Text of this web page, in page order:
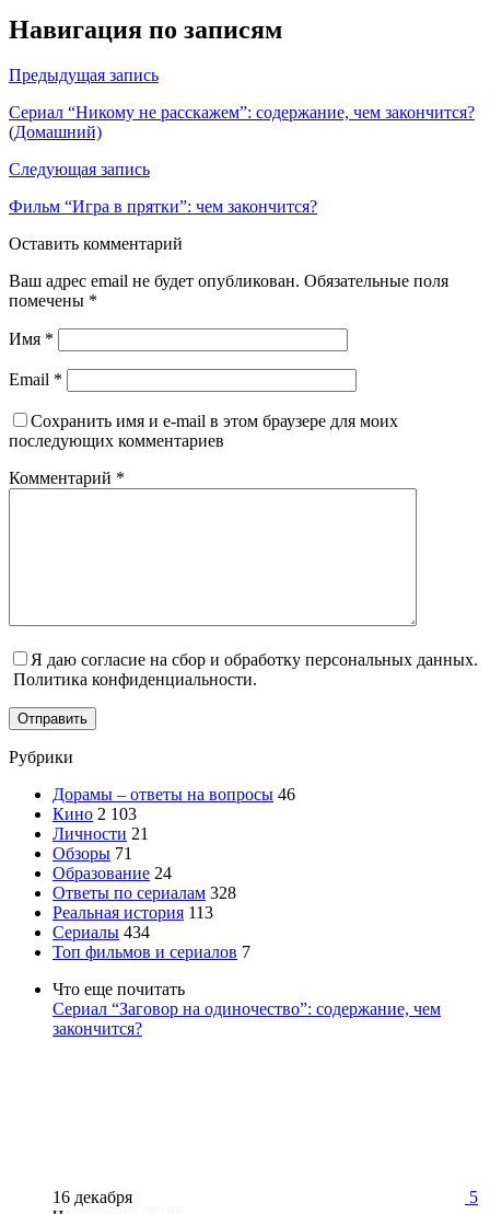
Навигация по записям
Предыдущая запись
Сериал “Никому не расскажем”: содержание, чем закончится?
(Домашний)
Следующая запись
Фильм “Игра в прятки”: чем закончится?
Оставить комментарий
Ваш адрес email не будет опубликован. Обязательные поля
помечены *
Имя *
Email *
Сохранить имя и e-mail в этом браузере для моих
последующих комментариев
Комментарий *
Я даю согласие на сбор и обработку персональных данных.
Политика конфиденциальности.
Отправить
Рубрики
Дорамы – ответы на вопросы 46
Кино 2 103
Личности 21
Обзоры 71
Образование 24
Ответы по сериалам 328
Реальная история 113
Сериалы 434
Топ фильмов и сериалов 7
Что еще почитать
Сериал “Заговор на одиночество”: содержание, чем
закончится?
16 декабря
5